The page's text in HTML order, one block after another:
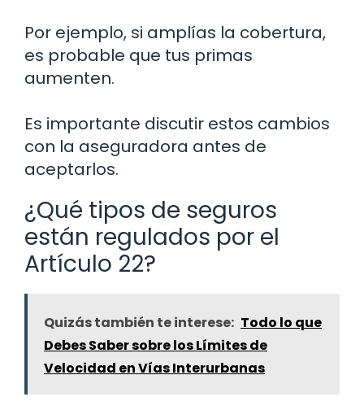
Por ejemplo, si amplías la cobertura,
es probable que tus primas
aumenten.
Es importante discutir estos cambios
con la aseguradora antes de
aceptarlos.
¿Qué tipos de seguros
están regulados por el
Artículo 22?
Quizás también te interese: Todo lo que
Debes Saber sobre los Límites de
Velocidad en Vías Interurbanas